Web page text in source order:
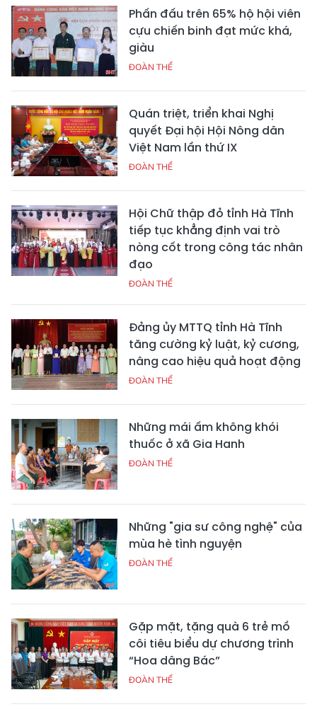
Phấn đấu trên 65% hộ hội viên
cựu chiến binh đạt mức khá,
giàu
ĐOÀN THỂ
Quán triệt, triển khai Nghị
quyết Đại hội Hội Nông dân
Việt Nam lần thứ IX
ĐOÀN THỂ
Hội Chữ thập đỏ tỉnh Hà Tĩnh
tiếp tục khẳng định vai trò
nòng cốt trong công tác nhân
đạo
ĐOÀN THỂ
Đảng ủy MTTQ tỉnh Hà Tĩnh
tăng cường kỷ luật, kỷ cương,
nâng cao hiệu quả hoạt động
ĐOÀN THỂ
Những mái ấm không khói
thuốc ở xã Gia Hanh
ĐOÀN THỂ
Những "gia sư công nghệ" của
mùa hè tình nguyện
ĐOÀN THỂ
Gặp mặt, tặng quà 6 trẻ mồ
côi tiêu biểu dự chương trình
“Hoa dâng Bác”
ĐOÀN THỂ